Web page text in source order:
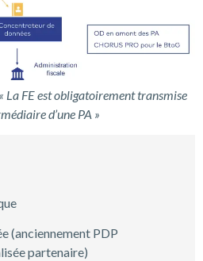
« La FE est obligatoirement transmise
d’une PA »
(anciennement PDP
partenaire)